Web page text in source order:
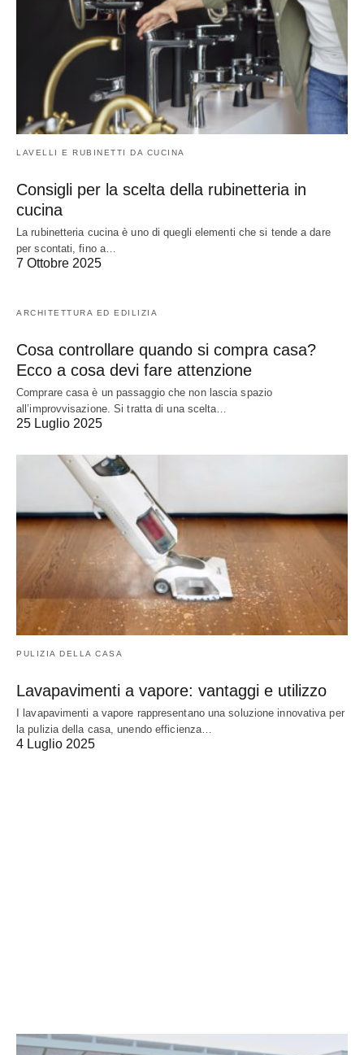
LAVELLI E RUBINETTI DA CUCINA
Consigli per la scelta della rubinetteria in
cucina
La rubinetteria cucina è uno di quegli elementi che si tende a dare
per scontati, fino a…
7 Ottobre 2025
ARCHITETTURA ED EDILIZIA
Cosa controllare quando si compra casa?
Ecco a cosa devi fare attenzione
Comprare casa è un passaggio che non lascia spazio
all’improvvisazione. Si tratta di una scelta…
25 Luglio 2025
PULIZIA DELLA CASA
Lavapavimenti a vapore: vantaggi e utilizzo
I lavapavimenti a vapore rappresentano una soluzione innovativa per
la pulizia della casa, unendo efficienza…
4 Luglio 2025